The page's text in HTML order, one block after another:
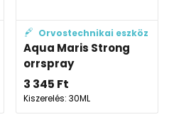
Orvostechnikai eszköz
Aqua Maris Strong
orrspray
3 345 Ft
Kiszerelés: 30ML